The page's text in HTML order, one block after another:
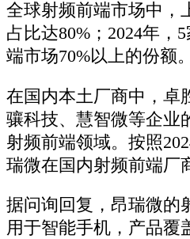
全球射频前端市场中，
占比达80%；2024年，
端市场70%以上的份额。
在国内本土厂商中，卓
骧科技、慧智微等企业
射频前端领域。按照
瑞微在国内射频前端厂
据问询回复，昂瑞微的
用于智能手机，产品覆